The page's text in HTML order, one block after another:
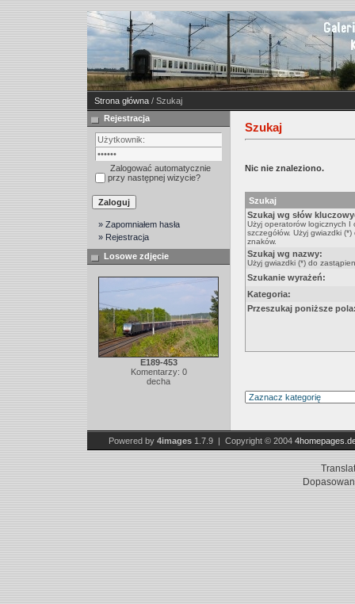
Strona główna / Szukaj
Rejestracja
Zalogować automatycznie
przy następnej wizycie?
» Zapomniałem hasła
» Rejestracja
Losowe zdjęcie
E189-453
Komentarzy: 0
decha
Szukaj
Nic nie znaleziono.
Szukaj
Szukaj wg słów
Użyj operatorów logicznych I
szczegółów. Użyj gwiazdki
znaków.
Szukaj wg nazwy:
Użyj gwiazdki (*) do
Szukanie wyrażeń:
Kategoria:
Przeszukaj poniższe
Powered by 4images 1.7.9 | Copyright © 2004